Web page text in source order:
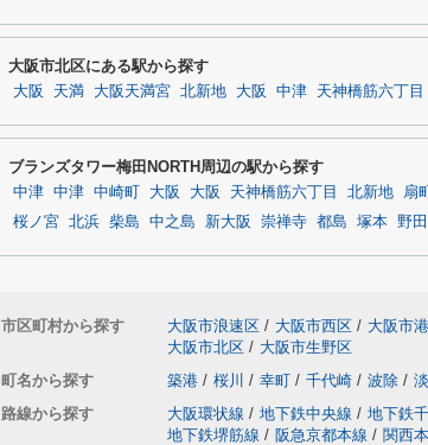
大阪市北区にある駅から探す
大阪 天満 大阪天満宮 北新地 大阪 中津 天神橋筋六丁目
ブランズタワー梅田NORTH周辺の駅から探す
中津 中津 中崎町 大阪 大阪 天神橋筋六丁目 北新地 扇町
桜ノ宮 北浜 柴島 中之島 新大阪 崇禅寺 都島 塚本 野
市区町村から探す 大阪市浪速区 / 大阪市西区 / 大阪市
大阪市北区 / 大阪市生野区
町名から探す
築港 / 桜川 / 幸町 / 千代崎 / 波除 /
路線から探す
大阪環状線 / 地下鉄中央線 / 地下鉄
地下鉄堺筋線 / 阪急京都本線 / 関西